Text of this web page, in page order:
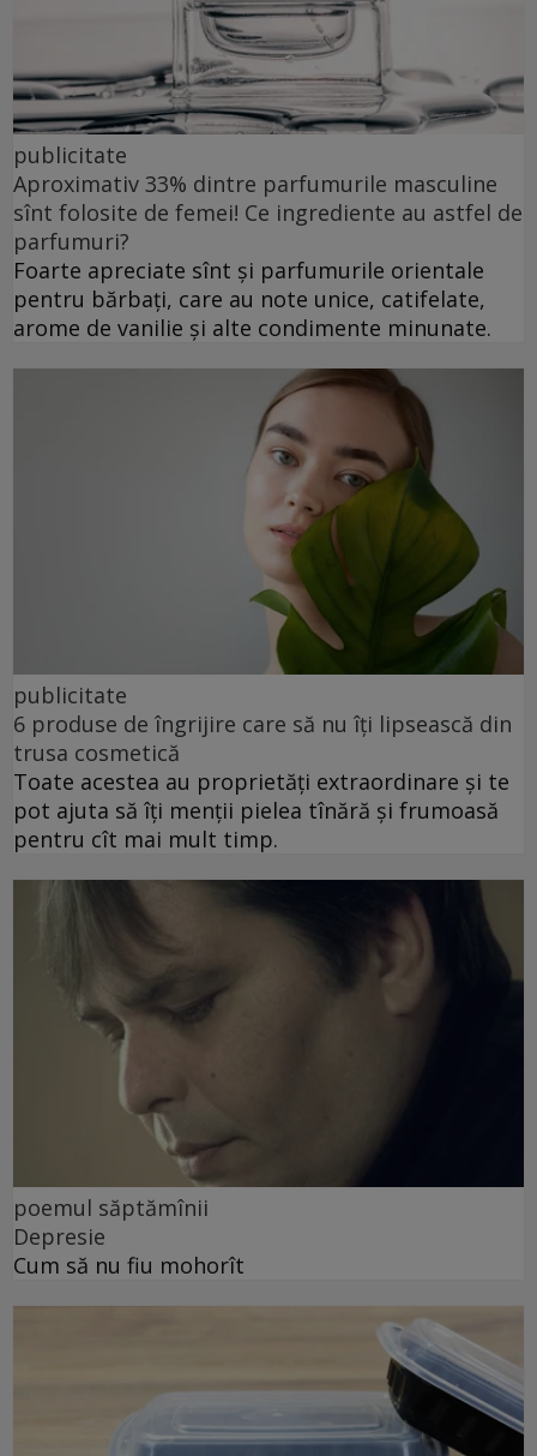
publicitate
Aproximativ 33% dintre parfumurile masculine
sînt folosite de femei! Ce ingrediente au astfel de
parfumuri?
Foarte apreciate sînt și parfumurile orientale
pentru bărbați, care au note unice, catifelate,
arome de vanilie și alte condimente minunate.
publicitate
6 produse de îngrijire care să nu îți lipsească din
trusa cosmetică
Toate acestea au proprietăți extraordinare și te
pot ajuta să îți menții pielea tînără și frumoasă
pentru cît mai mult timp.
poemul săptămînii
Depresie
Cum să nu fiu mohorît